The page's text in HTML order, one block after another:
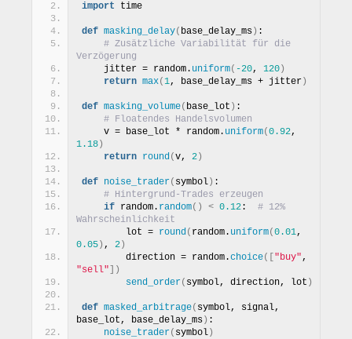
import time
def masking_delay( base_delay_ms ) :
# Zusätzliche Variabilität für die
Verzögerung
    jitter = random.
uniform( -20, 120 )
return max( 1, base_delay_ms + jitter )
def masking_volume( base_lot ) :
# Floatendes Handelsvolumen
    v = base_lot * random.
uniform( 0.92
1.18 )
return round( v, 2 )
def noise_trader( symbol ) :
# Hintergrund-Trades erzeugen
if random. random() < 0.12 : # 12%
Wahrscheinlichkeit
        lot =
round( random. uniform( 0.01
0.05 ) , 2 )
        direction = random.
choice([ "buy"
"sell" ])
send_order( symbol, direction, lot )
def masked_arbitrage( symbol, signal,
base_lot, base_delay_ms ) :
noise_trader( symbol )